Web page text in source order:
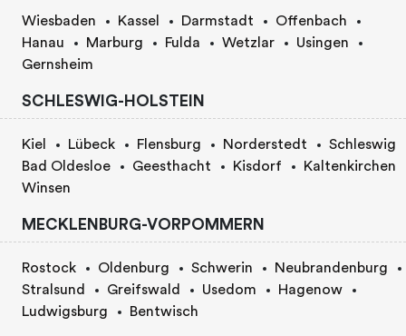
Wiesbaden Kassel Darmstadt
Offenbach
Hanau
Marburg Fulda Wetzlar
Usingen
Gernsheim
SCHLESWIG-HOLSTEIN
Kiel Lübeck Flensburg Norderstedt
Schleswig
Bad Oldesloe
Geesthacht Kisdorf
Kaltenkirchen
Winsen
MECKLENBURG-VORPOMMERN
Rostock Oldenburg Schwerin
Neubrandenburg
Stralsund
Greifswald Usedom
Hagenow
Ludwigsburg
Bentwisch